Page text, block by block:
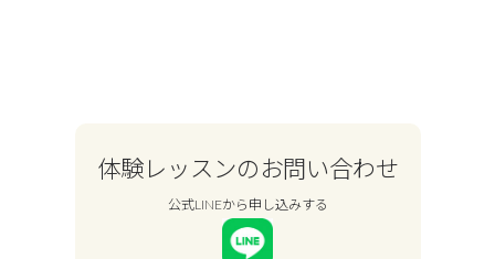
体験レッスンのお問い合わせ
公式LINEから申し込みする